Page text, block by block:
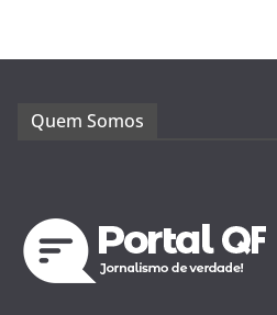
Quem Somos